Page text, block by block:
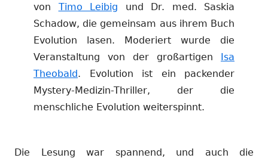
von Timo Leibig und Dr. med. Saskia
Schadow, die gemeinsam aus ihrem Buch
Evolution lasen. Moderiert wurde die
Veranstaltung von der großartigen Isa
Theobald. Evolution ist ein packender
Mystery-Medizin-Thriller, der die
menschliche Evolution weiterspinnt.
Die Lesung war spannend, und auch die